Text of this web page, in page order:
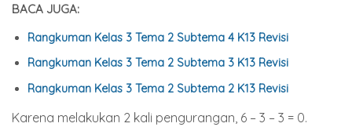
BACA JUGA:
Rangkuman Kelas 3 Tema 2 Subtema 4 K13 Revisi
Rangkuman Kelas 3 Tema 2 Subtema 3 K13 Revisi
Rangkuman Kelas 3 Tema 2 Subtema 2 K13 Revisi
Karena melakukan 2 kali pengurangan, 6 – 3 – 3 = 0.